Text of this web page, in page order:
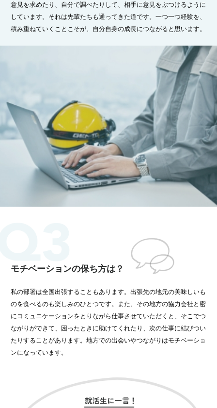
意見を求めたり、自分で調べたりして、相手に意見をぶつけるように
しています。それは先輩たちも通ってきた道です。一つ一つ経験を、
積み重ねていくことこそが、自分自身の成長につながると思います。
モチベーションの保ち方は？
私の部署は全国出張することもあります。出張先の地元の美味しいも
のを食べるのも楽しみのひとつです。また、その地方の協力会社と密
にコミュニケーションをとりながら仕事させていただくと、そこでつ
ながりができて、困ったときに助けてくれたり、次の仕事に結びつい
たりすることがあります。地方での出会いやつながりはモチベーショ
ンになっています。